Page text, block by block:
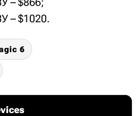
– $1020.
6